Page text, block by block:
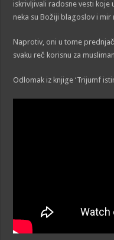
iskrivljivali radosne vesti koje
neka su Božiji blagoslov i mir
Naprotiv, oni u tome
svaku reč korisnu za
Odlomak iz knjige ‘Trijumf